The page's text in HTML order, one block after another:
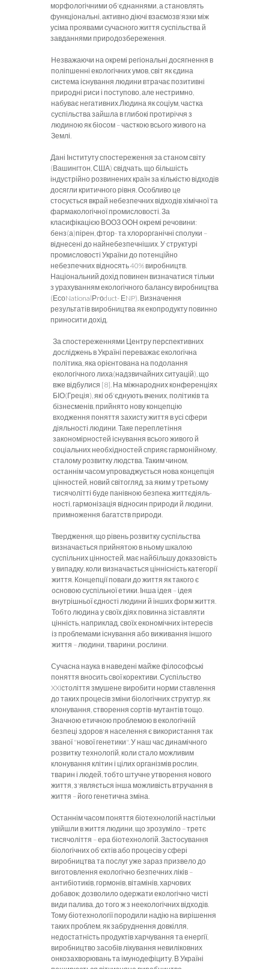
морфологічними об'єднаннями, а становлять
функціональні, активно діючі взаємозв'язки між
усіма проявами сучасного життя суспільства й
завданнями природозбереження.
Незважаючи на окремі регіональні досягнення в
поліпшенні екологічних умов, світ як єдина
система існування людини втрачає позитивні
природні риси і поступово, але нестримно,
набуває негативних.Людина як соціум, частка
суспільства зайшла в глибокі протиріччя з
людиною як біосом – часткою всього живого на
Землі.
Дані Інституту спостереження за станом світу
(Вашингтон, США) свідчать, що більшість
індустрійно розвинених країн за кількістю відходів
досягли кри­тичного рівня. Особливо це
стосується вкрай небезпечних відходів хімічної та
фармакологічної промисловості. За
класифікацією ВООЗ ООН окремі речовини:
бенз(а)пірен, фтор- та хлорорганічні сполуки –
віднесені до найнебезпечніших. У структурі
промисловості України до потенційно
небезпечних відносять 40% виробництв.
Національний дохід повинен визначатися тільки
з урахуванням екологіч­ного балансу виробництва
(ЕсоNationalРrоduct- ЕNP). Визначення
результатів виробництва як екопродукту повинно
приносити дохід.
За спостереженнями Центру перспективних
досліджень в Україні переважає екологічна
політика, яка орієнтована на подолання
екологічного лиха(надзвичайних ситуацій), що
вже відбулися [8]. На міжнародних конференціях
БІО(Греція), які об'єднують вчених, політиків та
бізнесменів, прийнято нову концепцію
входження поняття захисту життя в усі сфери
діяльності людини. Таке переплетіння
закономірностей існування всього живого й
соціальних необхідностей сприяє гармонійному,
сталому розвитку людства. Таким чином,
останнім часом упроваджується нова концепція
цінностей, новий світогляд, за яким у третьому
тисячолітті буде панівною безпека життєдіяль­
ності, гармонізація відносин природи й людини,
примноження багатств природи.
Твердження, що рівень розвитку суспільства
визначається прийнятою в ньому шкалою
суспільних цінностей, має найбільшу доказовість
у випадку, коли визначається ціннісність категорії
життя. Концепції поваги до життя як такого є
основою суспільної етики. Інша ідея – ідея
внутрішньої єдності людини й інших форм життя.
Тобто людина у своїх діях повинна зіставляти
цінність, наприклад, своїх економічних інтересів
із проблемами існування або виживання іншого
життя – людини, тварини, рослини.
Сучасна наука в наведені майже філософські
поняття вносить свої коректи­ви. Суспільство
XXIстоліття змушене виробити норми ставлення
до таких процесів зміни біологічних структур, як
клонування, створення сортів-мутантів тощо.
Знач­ною етичною проблемою в екологічній
безпеці здоров'я населення є використання так
званої "нової генетики". У наш час динамічного
розвитку технологій, коли стало можливим
клонування клітин і цілих організмів рослин,
тварин і людей, тобто штучне утворення нового
життя, з'являється інша можливість втручання в
життя – його генетична зміна.
Останнім часом поняття біотехнологій настільки
увійшли в життя людини, що зрозуміло – третє
тисячоліття – ера біотехнологій. Застосування
біологічних об'єктів або процесів у сфері
виробництва та послуг уже зараз призвело до
виготовлення екологічно безпечних ліків –
антибіотиків, гормонів, вітамінів, харчових
добавок; дозволило одержати екологічно чисті
види палива, до того ж з неекологічних відходів.
Тому біотехнології породили надію на вирішення
таких проблем, як забруднення довкілля,
недостатність продуктів харчування та енергії,
виробниц­тво засобів лікування невиліковних
онкозахворювань та імунодефіциту. В Ук­раїні